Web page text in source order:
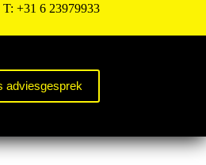
+31 6 23979933
adviesgesprek